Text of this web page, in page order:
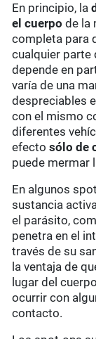
En principio, la
el cuerpo de la
completa para
cualquier parte
depende en
varía de una
despreciables
con el mismo
diferentes
efectosólo de
puede mermar
En algunos
sustancia
el parásito,
penetra en el
través de su
la ventaja de
lugar del
ocurrir con
contacto.